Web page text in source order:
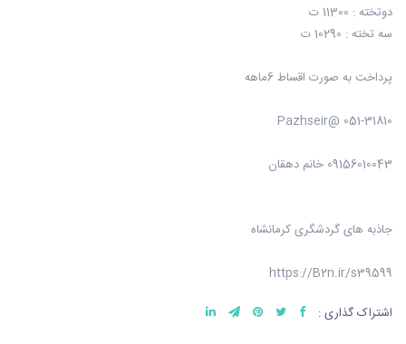
دوتخته : 11300 ت
سه تخته : 10290 ت
پرداخت به صورت اقساط 6ماهه
051-31810 @Pazhseir
09156010043 خانم دهقان
جاذبه های گردشگری کرمانشاه
https://B2n.ir/s39599
اشتراک گذاری :